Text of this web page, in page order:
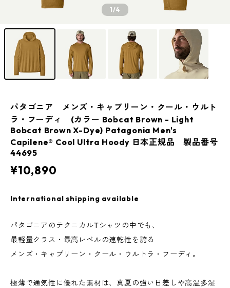
1/4
パタゴニア メンズ・キャプリーン・クール・ウルト
ラ・フーディ (カラー Bobcat Brown - Light
Bobcat Brown X-Dye) Patagonia Men's
Capilene® Cool Ultra Hoody 日本正規品 製品番号
44695
¥10,890
International shipping available
パタゴニアのテクニカルTシャツの中でも、
最軽量クラス・最高レベルの速乾性を誇る
メンズ・キャプリーン・クール・ウルトラ・フーディ。
極薄で通気性に優れた素材は、真夏の強い日差しや高温多湿